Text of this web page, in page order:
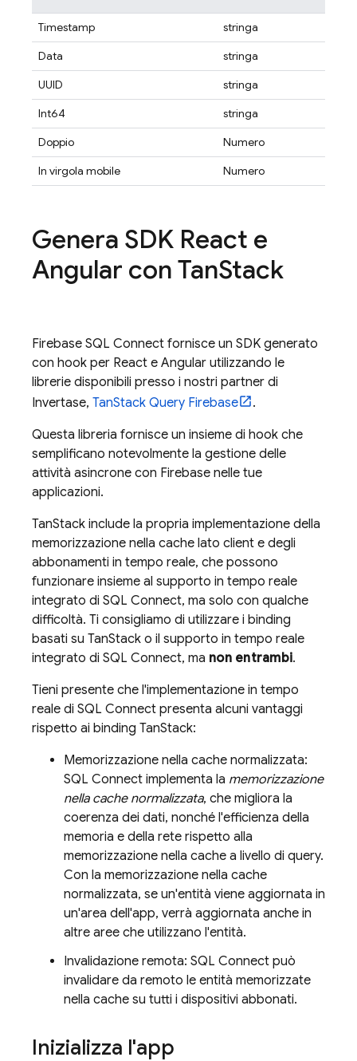
Timestamp
stringa
Data
stringa
UUID
stringa
Int64
stringa
Doppio
Numero
In virgola mobile
Numero
Genera SDK React e
Angular con TanStack
Firebase SQL Connect fornisce un SDK generato
con hook per React e Angular utilizzando le
librerie disponibili presso i nostri partner di
Invertase, TanStack Query Firebase
.
Questa libreria fornisce un insieme di hook che
semplificano notevolmente la gestione delle
attività asincrone con Firebase nelle tue
applicazioni.
TanStack include la propria implementazione della
memorizzazione nella cache lato client e degli
abbonamenti in tempo reale, che possono
funzionare insieme al supporto in tempo reale
integrato di SQL Connect, ma solo con qualche
difficoltà. Ti consigliamo di utilizzare i binding
basati su TanStack o il supporto in tempo reale
integrato di SQL Connect, ma non entrambi.
Tieni presente che l'implementazione in tempo
reale di SQL Connect presenta alcuni vantaggi
rispetto ai binding TanStack:
Memorizzazione nella cache normalizzata:
SQL Connect implementa la memorizzazione
nella cache normalizzata, che migliora la
coerenza dei dati, nonché l'efficienza della
memoria e della rete rispetto alla
memorizzazione nella cache a livello di query.
Con la memorizzazione nella cache
normalizzata, se un'entità viene aggiornata in
un'area dell'app, verrà aggiornata anche in
altre aree che utilizzano l'entità.
Invalidazione remota: SQL Connect può
invalidare da remoto le entità memorizzate
nella cache su tutti i dispositivi abbonati.
Inizializza l'app